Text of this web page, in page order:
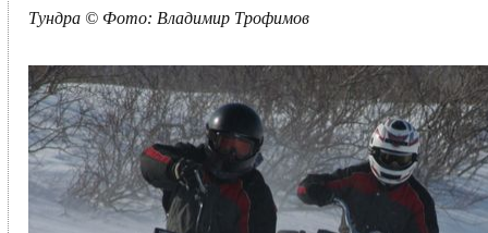
Тундра © Фото: Владимир Трофимов